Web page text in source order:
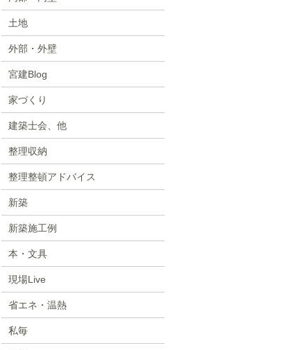
土地
外部・外壁
宮建Blog
家づくり
建築士会、他
整理収納
整理整頓アドバイス
新築
新築施工例
本・文具
現場Live
省エネ・温熱
私毎